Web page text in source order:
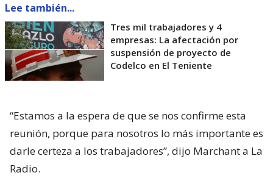
Lee también...
Tres mil trabajadores y 4
empresas: La afectación por
suspensión de proyecto de
Codelco en El Teniente
“Estamos a la espera de que se nos confirme esta
reunión, porque para nosotros lo más importante es
darle certeza a los trabajadores”, dijo Marchant a La
Radio.